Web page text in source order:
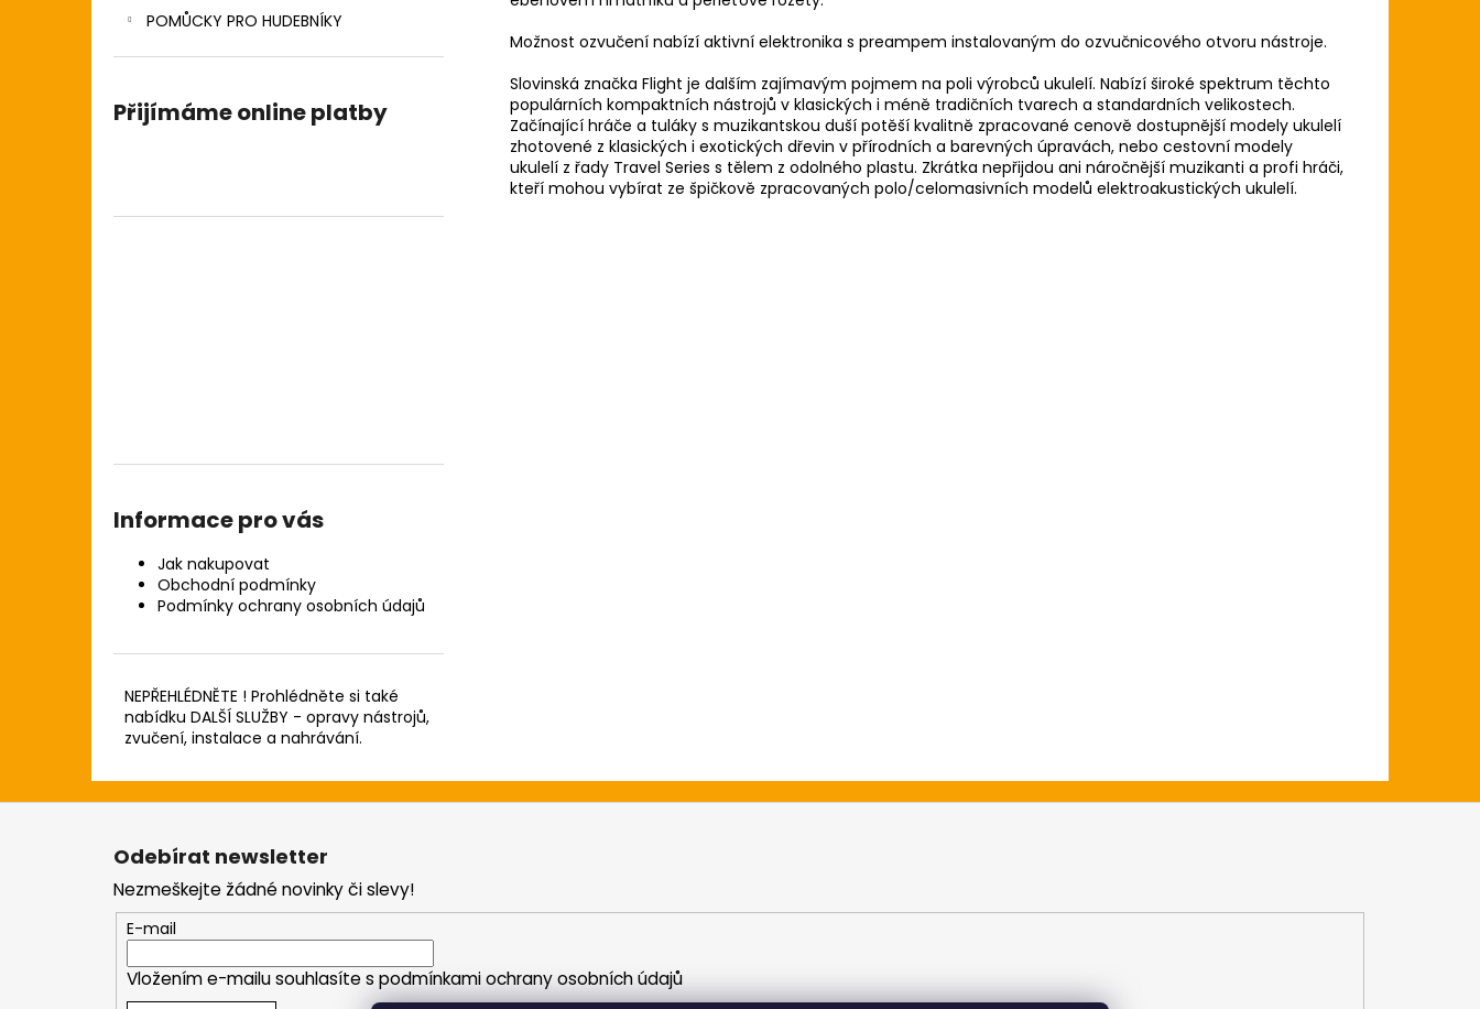
POMŮCKY PRO HUDEBNÍKY
Přijímáme online platby
Informace pro vás
Jak nakupovat
Obchodní podmínky
Podmínky ochrany osobních údajů
NEPŘEHLÉDNĚTE ! Prohlédněte si také
nabídku DALŠÍ SLUŽBY - opravy nástrojů,
zvučení, instalace a nahrávání.
Možnost ozvučení nabízí aktivní elektronika s preampem instalovaným do ozvučnicového otvoru nástroje.
Slovinská značka Flight je dalším zajímavým pojmem na poli výrobců ukulelí. Nabízí široké spektrum těchto
populárních kompaktních nástrojů v klasických i méně tradičních tvarech a standardních velikostech.
Začínající hráče a tuláky s muzikantskou duší potěší kvalitně zpracované cenově dostupnější modely ukulelí
zhotovené z klasických i exotických dřevin v přírodních a barevných úpravách, nebo cestovní modely
ukulelí z řady Travel Series s tělem z odolného plastu. Zkrátka nepřijdou ani náročnější muzikanti a profi hráči,
kteří mohou vybírat ze špičkově zpracovaných polo/celomasivních modelů elektroakustických ukulelí.
Odebírat newsletter
Nezmeškejte žádné novinky či slevy!
E-mail
Vložením e-mailu souhlasíte spodmínkami ochrany osobních údajů